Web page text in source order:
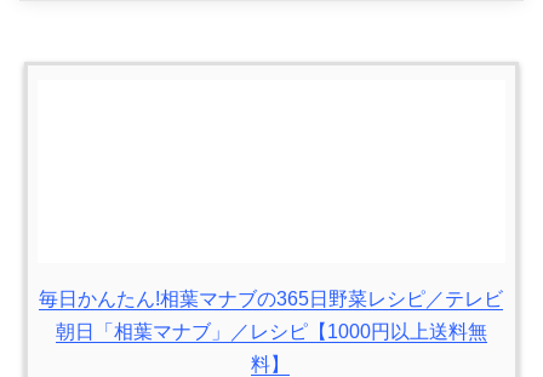
毎日かんたん!相葉マナブの365日野菜レシピ／テレビ
朝日「相葉マナブ」／レシピ【1000円以上送料無
料】